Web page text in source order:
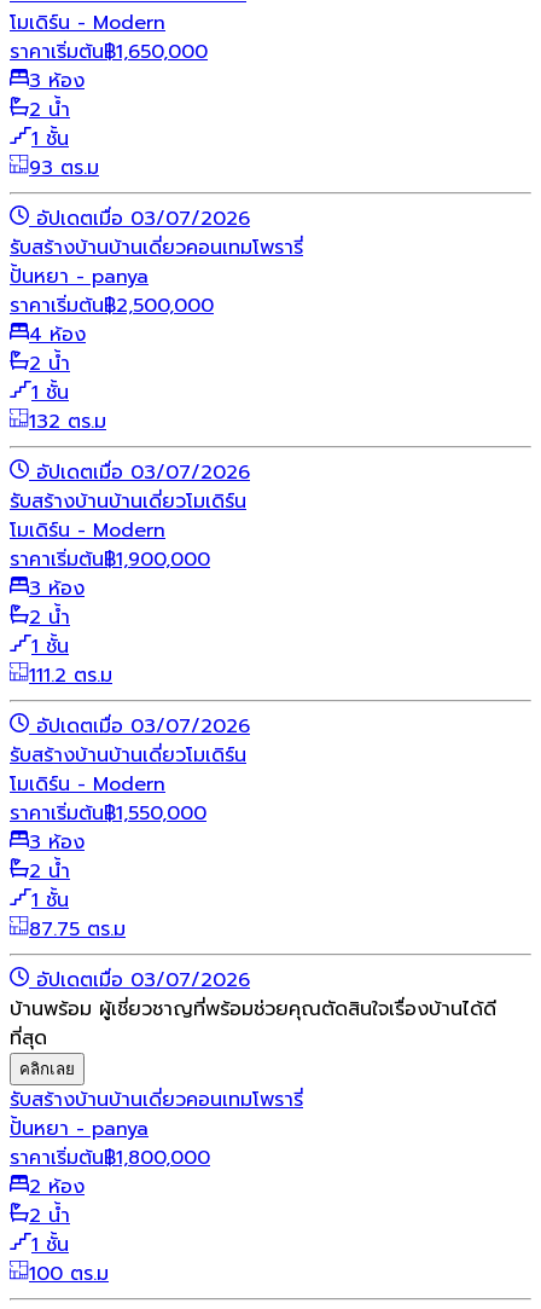
โมเดิร์น - Modern
ราคาเริ่มต้น฿1,650,000
3 ห้อง
2 น้ำ
1 ชั้น
93 ตร.ม
อัปเดตเมื่อ 03/07/2026
รับสร้างบ้านบ้านเดี่ยวคอนเทมโพรารี่
ปั้นหยา - panya
ราคาเริ่มต้น฿2,500,000
4 ห้อง
2 น้ำ
1 ชั้น
132 ตร.ม
อัปเดตเมื่อ 03/07/2026
รับสร้างบ้านบ้านเดี่ยวโมเดิร์น
โมเดิร์น - Modern
ราคาเริ่มต้น฿1,900,000
3 ห้อง
2 น้ำ
1 ชั้น
111.2 ตร.ม
อัปเดตเมื่อ 03/07/2026
รับสร้างบ้านบ้านเดี่ยวโมเดิร์น
โมเดิร์น - Modern
ราคาเริ่มต้น฿1,550,000
3 ห้อง
2 น้ำ
1 ชั้น
87.75 ตร.ม
อัปเดตเมื่อ 03/07/2026
บ้านพร้อม ผู้เชี่ยวชาญที่พร้อมช่วยคุณตัดสินใจเรื่องบ้านได้ดี
ที่สุด
คลิกเลย
รับสร้างบ้านบ้านเดี่ยวคอนเทมโพรารี่
ปั้นหยา - panya
ราคาเริ่มต้น฿1,800,000
2 ห้อง
2 น้ำ
1 ชั้น
100 ตร.ม